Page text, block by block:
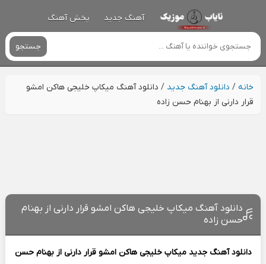
آهنگ جدید پخش آهنگ
جستجو
خانه/ دانلود آهنگ جدید / دانلود آهنگ میکاپ خلیجی هاکن امشو
قرار دارنی از بهنام حسن زاده
دانلود آهنگ میکاپ خلیجی هاکن امشو قرار دارنی از بهنام
حسن زاده
دانلود آهنگ جدید میکاپ خلیجی هاکن امشو قرار دارنی ازبهنام حسن